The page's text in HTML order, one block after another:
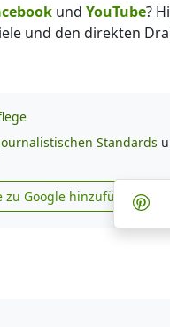
und YouTube?
und den direkten
Standards
news.de zu Google
zu Google hinzufügen